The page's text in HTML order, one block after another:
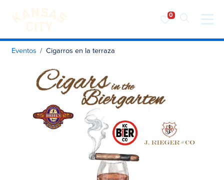
Visita KC
Ir al contenido
Eventos Cigarros en la terraza